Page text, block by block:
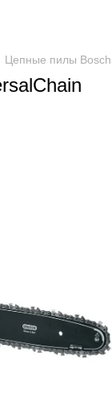
Цепные пилы Bosch